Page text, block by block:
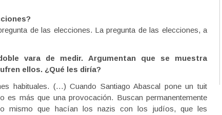
de las elecciones. La pregunta de las elecciones, a
vara de medir. Argumentan que se muestra
ellos. ¿Qué les diría?
habituales. (…) Cuando Santiago Abascal pone un tuit
es más que una provocación. Buscan permanentemente
mismo que hacían los nazis con los judíos, que les